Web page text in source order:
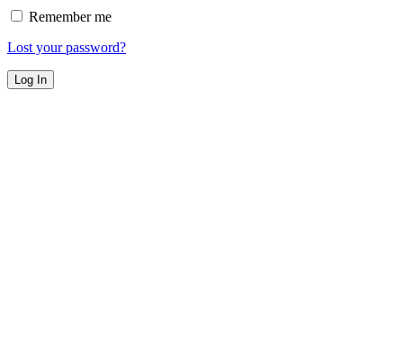
Remember me
Lost your password?